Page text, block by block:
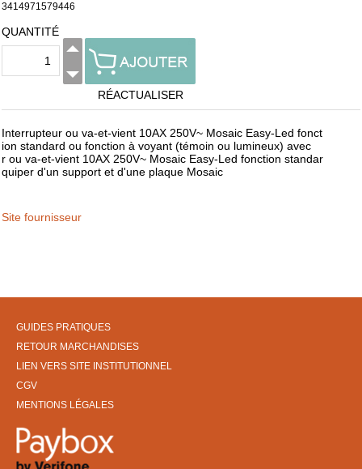
3414971579446
QUANTITÉ
RÉACTUALISER
Interrupteur ou va-et-vient 10AX 250V~ Mosaic Easy-Led fonct
ion standard ou fonction à voyant (témoin ou lumineux) avec
r ou va-et-vient 10AX 250V~ Mosaic Easy-Led fonction standar
quiper d'un support et d'une plaque Mosaic
Site fournisseur
GUIDES PRATIQUES
RETOUR MARCHANDISES
LIEN VERS SITE INSTITUTIONNEL
CGV
MENTIONS LÉGALES